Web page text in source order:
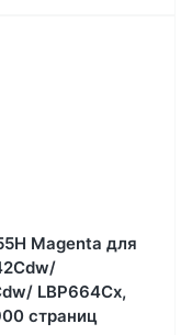
Magenta для
LBP664Cx,
страниц